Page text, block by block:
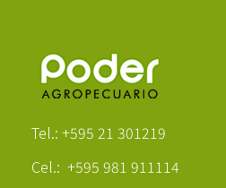
Tel.: +595 21 301219
Cel.: +595 981 911114